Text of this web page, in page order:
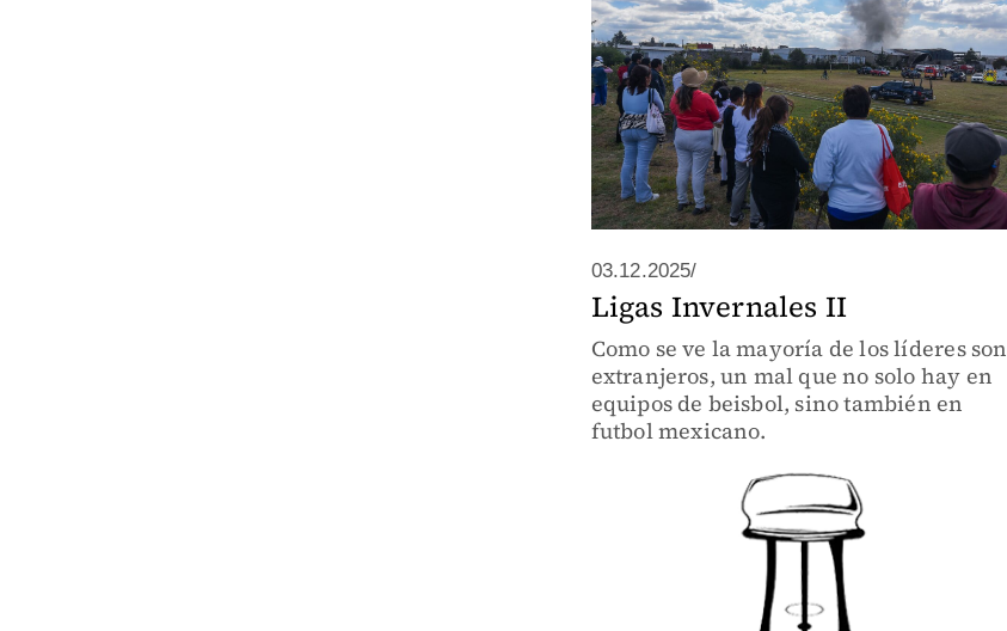
03.12.2025/
Ligas Invernales II
Como se ve la mayoría de los líderes son
extranjeros, un mal que no solo hay en
equipos de beisbol, sino también en
futbol mexicano.